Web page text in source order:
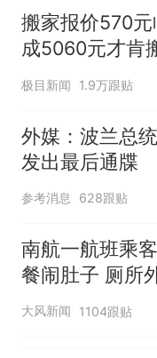
汁
队
人
非
热
因
人生
搬家报价570
成5060元才肯
子傻眼
极目新闻 1.9万跟贴
外媒：波兰总
发出最后通牒
参考消息 628跟贴
南航一航班乘
餐闹肚子 厕所
队
大风新闻 1104跟贴